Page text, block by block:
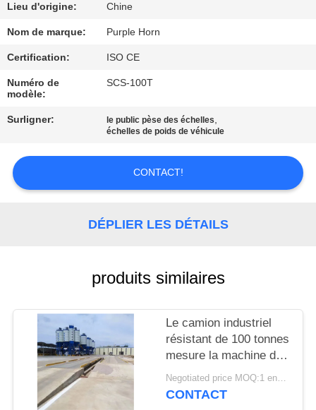
DE
QUALITÉ
CONTACTEZ-
NOUS
DEMANDEZ
DU
PRIVACY
POLICY
Lieu d'origine: Chine
Nom de marque: Purple Horn
Certification: ISO CE
Numéro de
modèle:
SCS-100T
Surligner: le public pèse des échelles,
échelles de poids de véhicule
CONTACT!
DÉPLIER LES DÉTAILS
produits similaires
Le camion industriel
résistant de 100 tonnes
mesure la machine de
poids de véhicule
220V/50HZ
Negotiated price MOQ:1 ensemble
CONTACT